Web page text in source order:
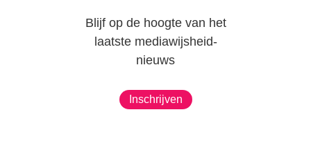
Blijf op de hoogte van het
laatste mediawijsheid-
nieuws
Inschrijven